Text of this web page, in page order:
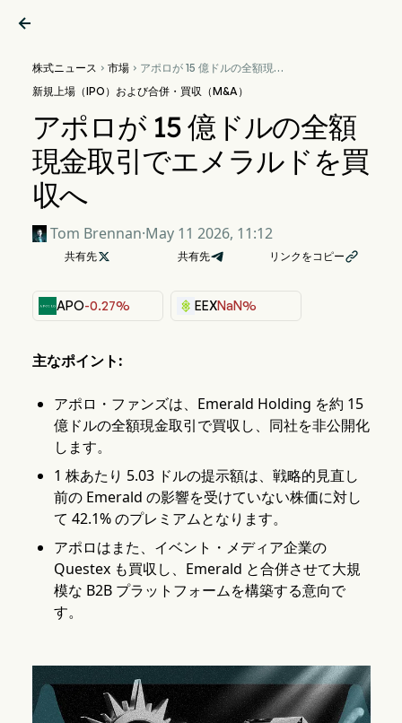

株式ニュース  市場 アポロが 15 億ドルの全額現
新規上場（IPO）および合併・買収（M&A）
アポロが 15 億ドルの全額
現金取引でエメラルドを買
収へ
Tom Brennan·May 11 2026, 11:12
共有先 共有先 リンクをコピー
APO-0.27% EEXNaN%
主なポイント:
アポロ・ファンズは、Emerald Holding を約 15
億ドルの全額現金取引で買収し、同社を非公開化
します。
1 株あたり 5.03 ドルの提示額は、戦略的見直し
前の Emerald の影響を受けていない株価に対し
て 42.1% のプレミアムとなります。
アポロはまた、イベント・メディア企業の
Questex も買収し、Emerald と合併させて大規
模な B2B プラットフォームを構築する意向で
す。